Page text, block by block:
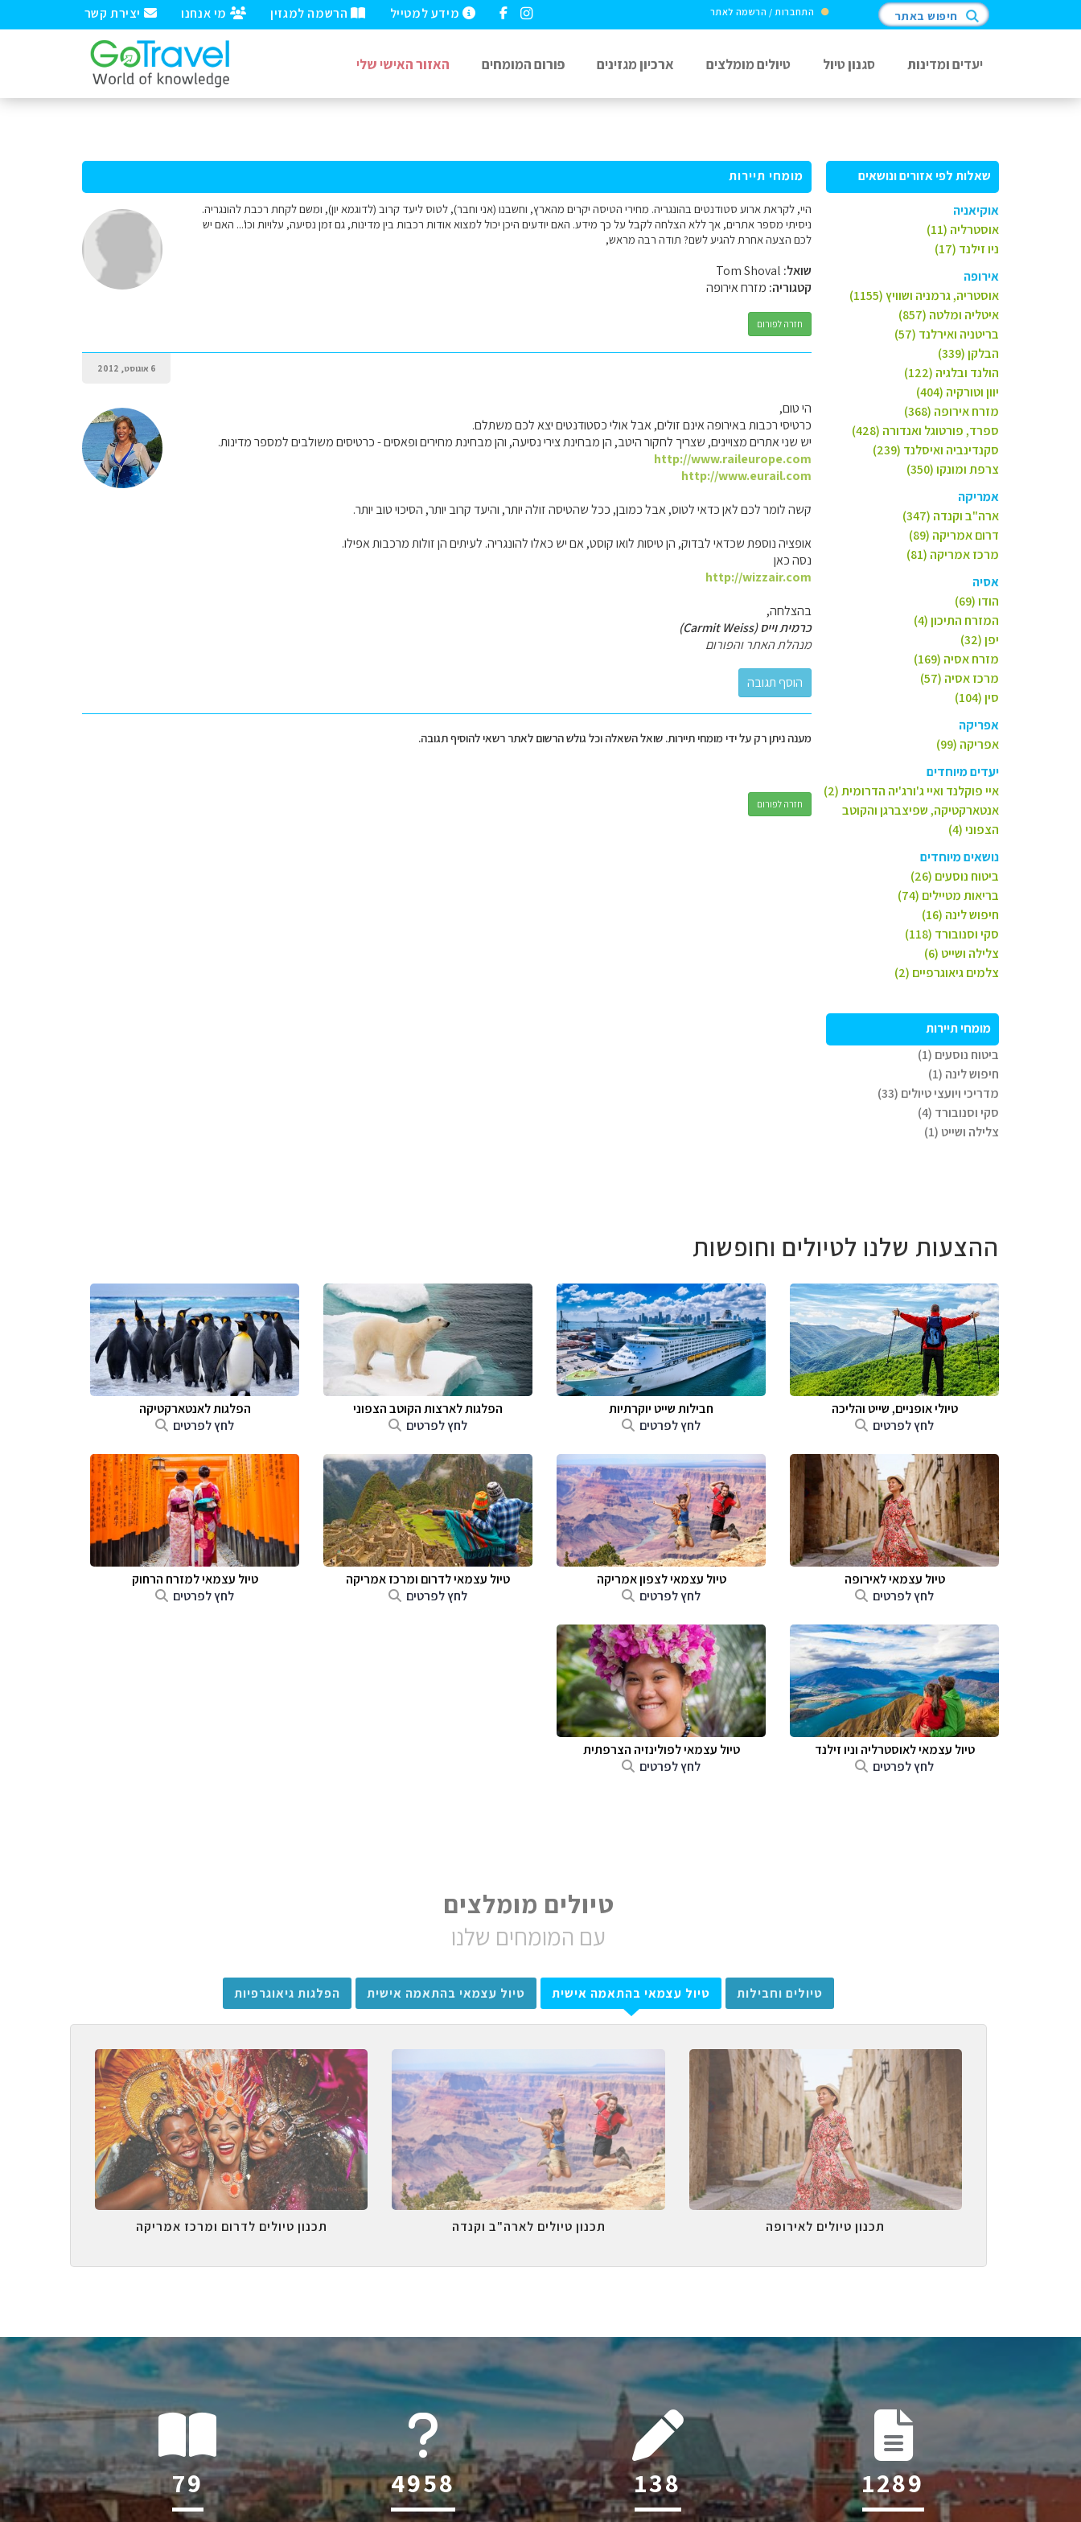
יצירת קשר מי אנחנו הרשמה למגזין מידע למטייל התחברות / הרשמה לאתר חיפוש באתר
יעדים ומדינות סגנון טיול טיולים מומלצים ארכיון מגזינים פורום המומחים האזור האישי שלי
שאלות לפי אזורים ונושאים
אוקיאניה
אוסטרליה (11)
ניו זילנד (17)
אירופה
אוסטריה, גרמניה ושוויץ (1155)
איטליה ומלטה (857)
בריטניה ואירלנד (57)
הבלקן (339)
הולנד ובלגיה (122)
יוון וטורקיה (404)
מזרח אירופה (368)
ספרד, פורטוגל ואנדורה (428)
סקנדינביה ואיסלנד (239)
צרפת ומונקו (350)
אמריקה
ארה"ב וקנדה (347)
דרום אמריקה (89)
מרכז אמריקה (81)
אסיה
הודו (69)
המזרח התיכון (4)
יפן (32)
מזרח אסיה (169)
מרכז אסיה (57)
סין (104)
אפריקה
אפריקה (99)
יעדים מיוחדים
איי פוקלנד ואיי ג'ורג'יה הדרומית (2)
אנטארקטיקה, שפיצברגן והקוטב
הצפוני (4)
נושאים מיוחדים
ביטוח נוסעים (26)
בריאות מטיילים (74)
חיפוש לינה (16)
סקי וסנובורד (118)
צלילה ושייט (6)
צלמים גיאוגרפיים (2)
מומחי תיירות
ביטוח נוסעים (1)
חיפוש לינה (1)
מדריכי ויועצי טיולים (33)
סקי וסנובורד (4)
צלילה ושייט (1)
מומחי תיירות
היי, לקראת ארוע סטודנטים בהונגריה. מחירי הטיסה יקרים מהארץ, וחשבנו (אני וחבר), לטוס ליעד קרוב (לדוגמא יון), ומשם לקחת רכבת להונגריה.
ניסיתי מספר אתרים, אך ללא הצלחה לקבל על כך מידע. האם יודעים היכן יכול למצוא אודות רכבות בין מדינות, גם זמן נסיעה, עלויות וכו'... האם יש
לכם הצעה אחרת להגיע לשם? תודה רבה מראש,
שואל:
קטגוריה: מזרח אירופה
חזרה לפורום
6 אוגוסט, 2012
הי טום,
כרטיסי רכבות באירופה אינם זולים, אבל אולי כסטודנטים יצא לכם משתלם.
יש שני אתרים מצויינים, שצריך לחקור היטב, הן מבחינת צירי נסיעה, והן מבחינת מחירים ופאסים - כרטיסים משולבים למספר מדינות.
http://www.raileurope.com
http://www.eurail.com
קשה לומר לכם לאן כדאי לטוס, אבל כמובן, ככל שהטיסה זולה יותר, והיעד קרוב יותר, הסיכוי טוב יותר.
אופציה נוספת שכדאי לבדוק, הן טיסות לואו קוסט, אם יש כאלו להונגריה. לעיתים הן זולות מרכבות אפילו.
נסה כאן
http://wizzair.com
בהצלחה,
כרמית וייס (Carmit Weiss)
מנהלת האתר והפורום
מענה ניתן רק על ידי מומחי תיירות. שואל השאלה וכל גולש הרשום לאתר רשאי להוסיף תגובה.
חזרה לפורום
ההצעות שלנו לטיולים וחופשות
טיולי אופניים, שייט והליכה
לחץ לפרטים
חבילות שייט יוקרתיות
לחץ לפרטים
הפלגות לארצות הקוטב הצפוני
לחץ לפרטים
הפלגות לאנטארקטיקה
לחץ לפרטים
טיול עצמאי לאירופה
לחץ לפרטים
טיול עצמאי לצפון אמריקה
לחץ לפרטים
טיול עצמאי לדרום ומרכז אמריקה
לחץ לפרטים
טיול עצמאי למזרח הרחוק
לחץ לפרטים
טיול עצמאי לאוסטרליה וניו זילנד
לחץ לפרטים
טיול עצמאי לפולינזיה הצרפתית
לחץ לפרטים
טיולים מומלצים
עם המומחים שלנו
טיולים וחבילות טיול עצמאי בהתאמה אישית טיול עצמאי בהתאמה אישית הפלגות גיאוגרפיות
תכנון טיולים לאירופה תכנון טיולים לארה"ב וקנדה תכנון טיולים לדרום ומרכז אמריקה
122 6044 214 1993